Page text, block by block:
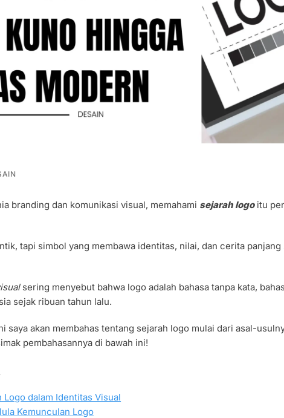
branding dan komunikasi visual, memahami sejarah logoitu
tapi simbol yang membawa identitas, nilai, dan cerita panjang
sering menyebut bahwa logo adalah bahasa tanpa kata,
sejak ribuan tahun lalu.
saya akan membahas tentang sejarah logo mulai dari asal-
pembahasannya di bawah ini!
dalam Identitas Visual
Kemunculan Logo